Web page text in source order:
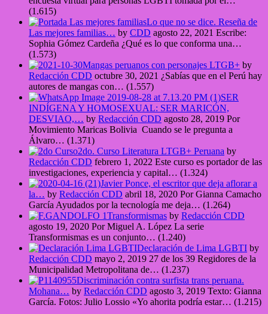
(1.615)
Lo que no se dice. Reseña de
Las mejores familias… by CDD agosto 22, 2021 Escribe:
Sophia Gómez Cardeña ¿Qué es lo que conforma una…
(1.573)
Mangas peruanos con personajes LTGB+ by
Redacción CDD octubre 30, 2021 ¿Sabías que en el Perú hay
autores de mangas con… (1.557)
SER
INDÍGENA Y HOMOSEXUAL: SER MARICÓN,
DESVIAO,… by Redacción CDD agosto 28, 2019 Por
Movimiento Maricas Bolivia Cuando se le pregunta a
Álvaro… (1.371)
2do. Curso Literatura LTGB+ Peruana by
Redacción CDD febrero 1, 2022 Este curso es portador de las
investigaciones, experiencia y capital… (1.324)
Javier Ponce, el escritor que deja aflorar a
la… by Redacción CDD abril 18, 2020 Por Gianna Camacho
García Ayudados por la tecnología me deja… (1.264)
Transformismas by Redacción CDD
agosto 19, 2020 Por Miguel A. López La serie
Transformismas es un conjunto… (1.240)
Declaración de Lima LGBTI by
Redacción CDD mayo 2, 2019 27 de los 39 Regidores de la
Municipalidad Metropolitana de… (1.237)
Discriminación contra surfista trans peruana.
Mohana… by Redacción CDD agosto 3, 2019 Texto: Gianna
García. Fotos: Julio Lossio «Yo ahorita podría estar… (1.215)